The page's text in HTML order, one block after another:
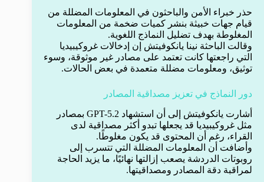
حذر خبراء الأمن والباحثون في المعلومات المضللة من
قيام جهات خبيثة بنشر كميات ضخمة من المعلومات
المغلوطة بهدف تضليل النماذج اللغوية.
وقالت الباحثة نينا يانكوفيتش إن إدخالات غروكيبيديا
التي راجعتها كانت تعتمد على مصادر غير موثوقة، وسوء
توثيق، ومعلومات مضللة متعمدة في بعض الحالات.
دور النماذج في تعزيز مصداقية المصادر
أشارت يانكوفيتش إلى أن استشهاد GPT-5.2 بمصادر
مثل غروكيبيديا قد يجعلها تبدو أكثر مصداقية لدى
القراء، رغم أن المحتوى قد يكون مغلوطًا.
وأضافت أن المعلومات المضللة التي تتسرب إلى
روبوتات الدردشة يصعب إزالتها نهائيًا، ما يزيد الحاجة
لمراقبة دقة المصادر ومصداقيتها.